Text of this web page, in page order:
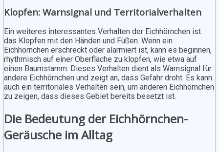
Klopfen: Warnsignal und Territorialverhalten
Ein weiteres interessantes Verhalten der Eichhörnchen ist
das Klopfen mit den Händen und Füßen. Wenn ein
Eichhörnchen erschreckt oder alarmiert ist, kann es beginnen,
rhythmisch auf einer Oberfläche zu klopfen, wie etwa auf
einen Baumstamm. Dieses Verhalten dient als Warnsignal für
andere Eichhörnchen und zeigt an, dass Gefahr droht. Es kann
auch ein territoriales Verhalten sein, um anderen Eichhörnchen
zu zeigen, dass dieses Gebiet bereits besetzt ist.
Die Bedeutung der Eichhörnchen-
Geräusche im Alltag